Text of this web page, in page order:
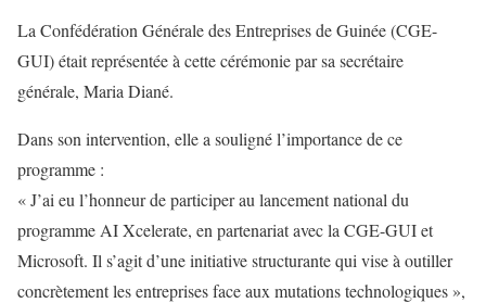
La Confédération Générale des Entreprises de Guinée (CGE-
GUI) était représentée à cette cérémonie par sa secrétaire
générale, Maria Diané.
Dans son intervention, elle a souligné l’importance de ce
programme :
« J’ai eu l’honneur de participer au lancement national du
programme AI Xcelerate, en partenariat avec la CGE-GUI et
Microsoft. Il s’agit d’une initiative structurante qui vise à outiller
concrètement les entreprises face aux mutations technologiques »,